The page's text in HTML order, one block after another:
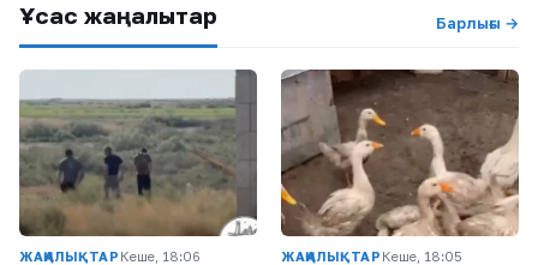
Ұқсас жаңалықтар Барлығы →
ЖАҢАЛЫҚТАР Кеше, 18:06 ЖАҢАЛЫҚТАР Кеше, 18:05